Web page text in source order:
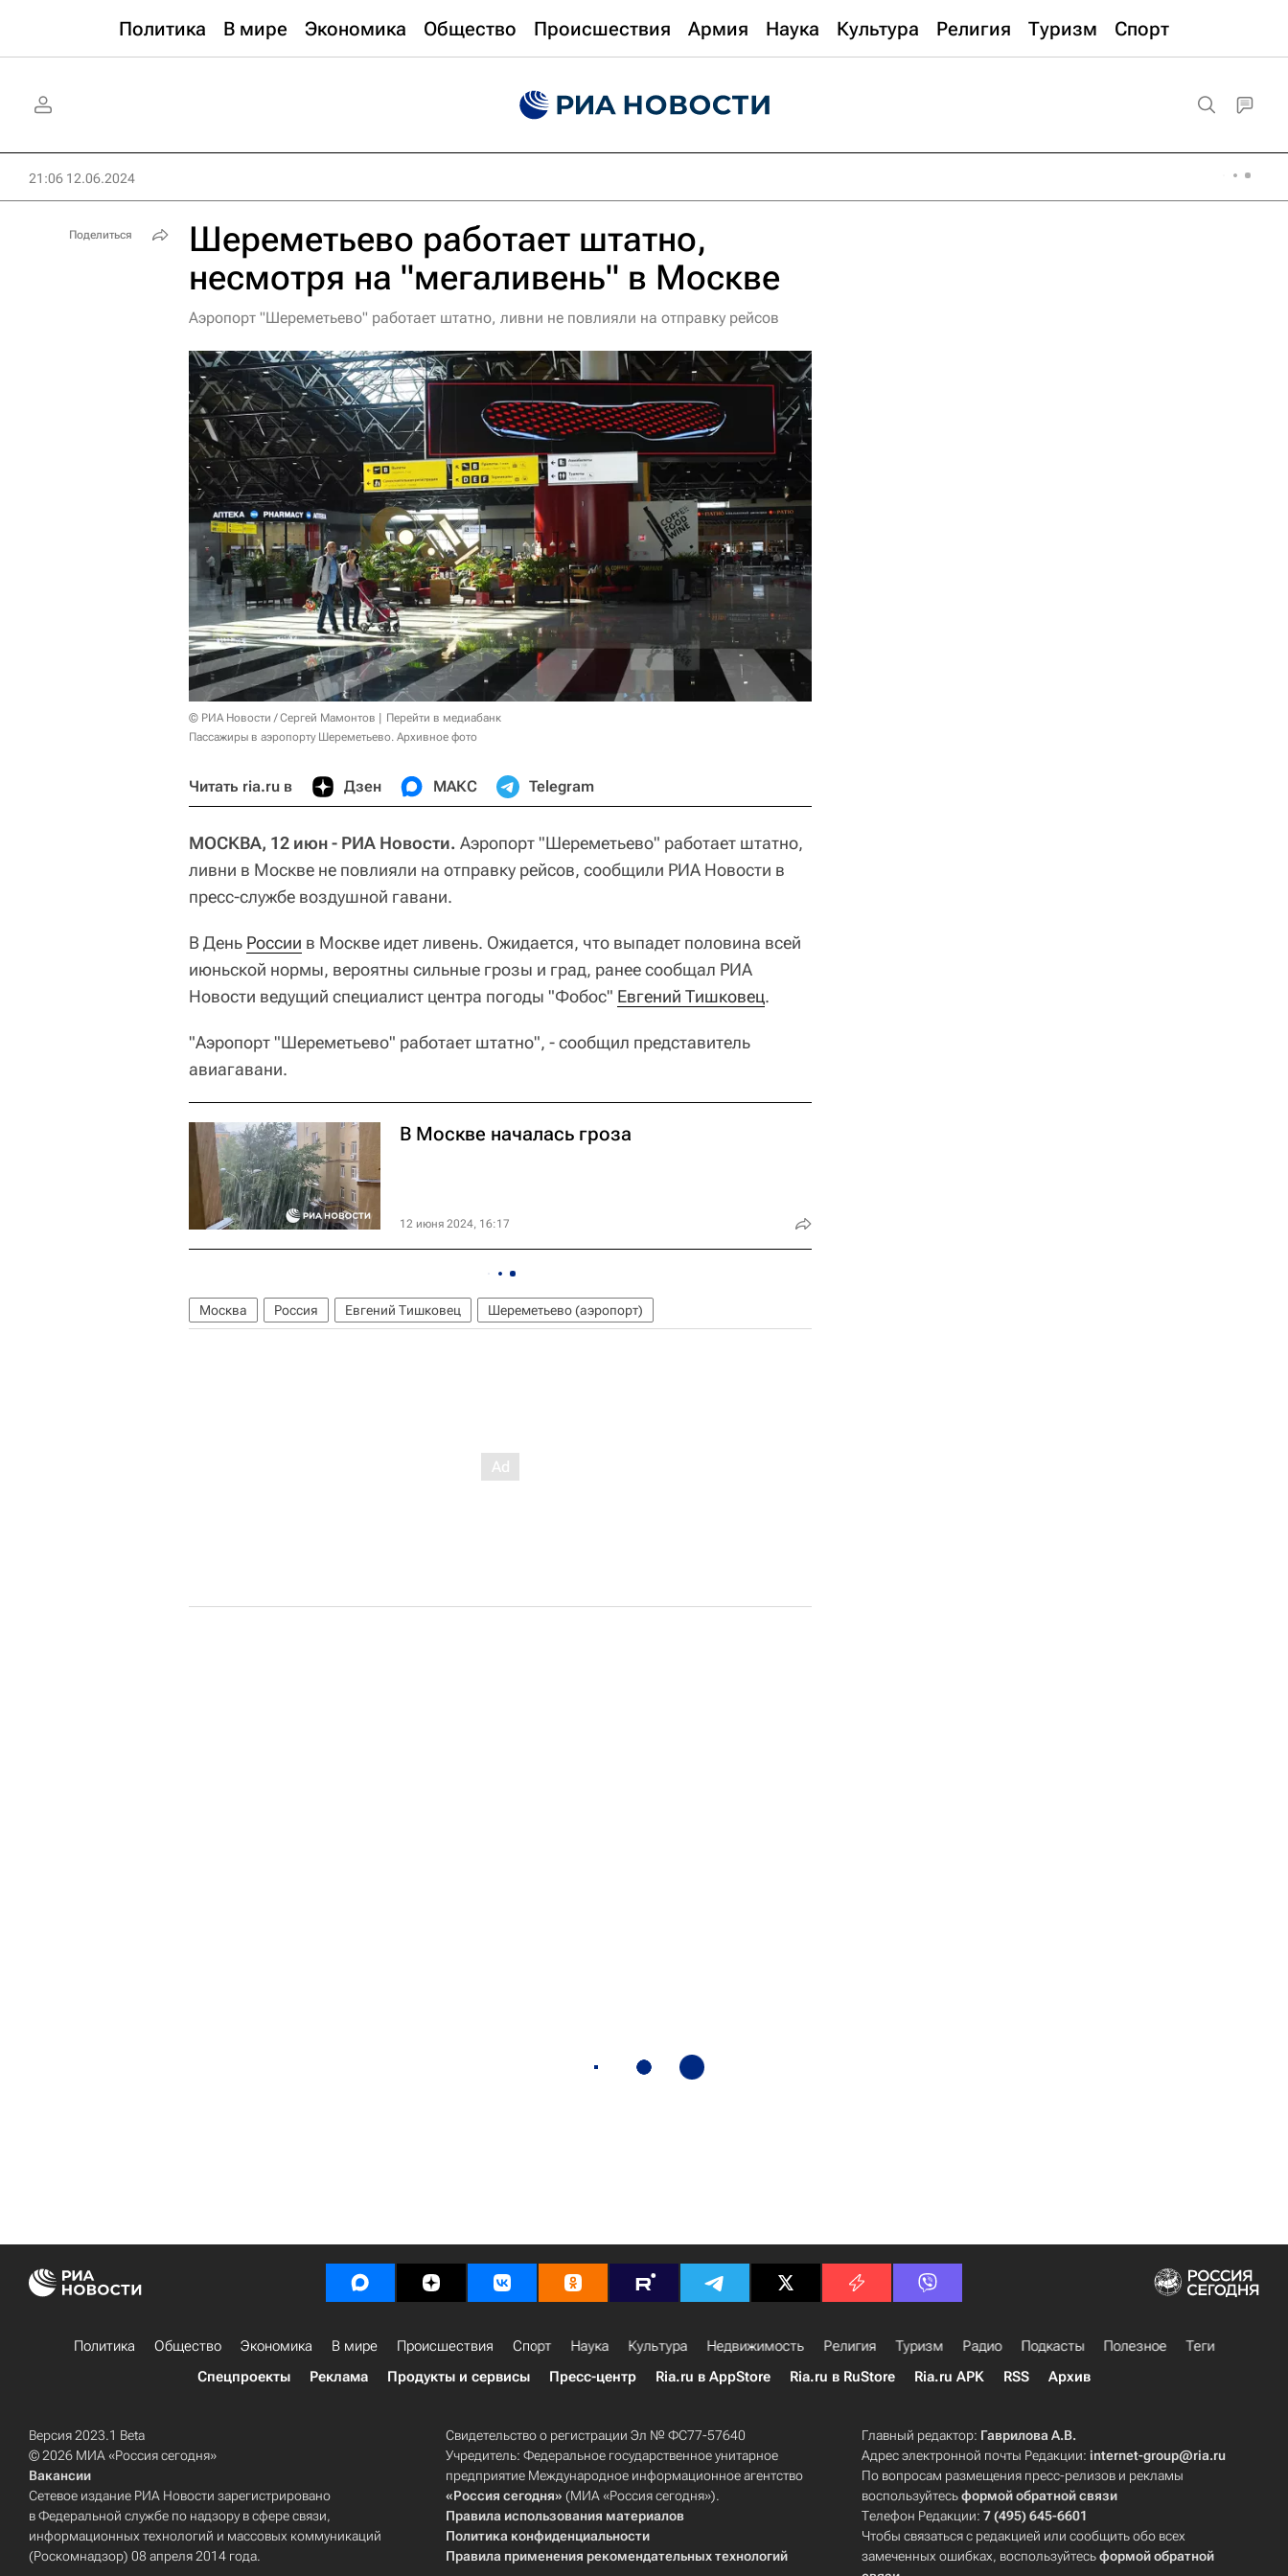
Политика В мире Экономика Общество Происшествия Армия Наука Культура Религия Туризм Спорт
21:06 12.06.2024
Шереметьево работает штатно,
несмотря на "мегаливень" в Москве
Аэропорт "Шереметьево" работает штатно, ливни не повлияли на отправку рейсов
© РИА Новости / Сергей Мамонтов
Перейти в медиабанк
Пассажиры в аэропорту Шереметьево. Архивное фото
Читать ria.ru в Дзен МАКС Telegram
МОСКВА, 12 июн - РИА Новости. Аэропорт "Шереметьево" работает штатно,
ливни в Москве не повлияли на отправку рейсов, сообщили РИА Новости в
пресс-службе воздушной гавани.
В День России в Москве идет ливень. Ожидается, что выпадет половина всей
июньской нормы, вероятны сильные грозы и град, ранее сообщал РИА
Новости ведущий специалист центра погоды "Фобос" Евгений Тишковец.
"Аэропорт "Шереметьево" работает штатно", - сообщил представитель
авиагавани.
В Москве началась гроза
12 июня 2024, 16:17
Москва Россия Евгений Тишковец Шереметьево (аэропорт)
Поделиться
Политика Общество Экономика В мире Происшествия Спорт Наука Культура Недвижимость Религия Туризм Радио Подкасты Полезное
Теги
Спецпроекты
Реклама Продукты и сервисы Пресс-центр Ria.ru в AppStore Ria.ru в RuStore Ria.ru APK RSS Архив
Версия 2023.1 Beta
© 2026 МИА «Россия сегодня»
Вакансии
Сетевое издание РИА Новости зарегистрировано
в Федеральной службе по надзору в сфере связи,
информационных технологий и массовых коммуникаций
(Роскомнадзор) 08 апреля 2014 года.
Свидетельство о регистрации Эл № ФС77-57640
Учредитель: Федеральное государственное унитарное
предприятие Международное информационное агентство
«Россия сегодня» (МИА «Россия сегодня»).
Правила использования материалов
Политика конфиденциальности
Правила применения рекомендательных технологий
Главный редактор: Гаврилова А.В.
Адрес электронной почты Редакции:internet-group@ria.ru
По вопросам размещения пресс-релизов и рекламы
воспользуйтесьформой обратной связи
Телефон Редакции:7 (495) 645-6601
Чтобы связаться с редакцией или сообщить обо всех
замеченных ошибках, воспользуйтесьформой обратной